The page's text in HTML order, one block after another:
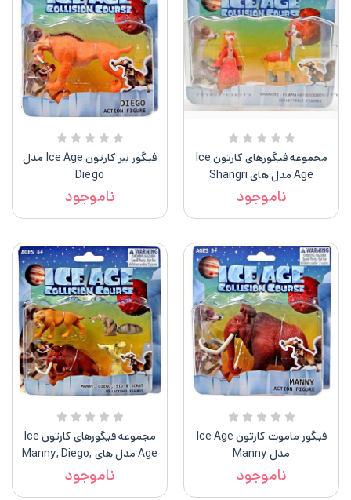
مجموعه فیگورهای کارتون Ice
Age مدل های Shangri
LLama, Brooke
ناموجود
فیگور ببر کارتون Ice Age مدل
Diego
ناموجود
فیگور ماموت کارتون Ice Age
مدل Manny
ناموجود
مجموعه فیگورهای کارتون Ice
Age مدل های Manny, Diego,
Sid, Scrat
ناموجود